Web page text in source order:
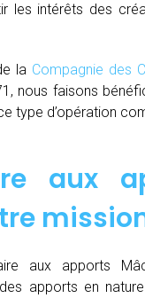
les intérêts des
la Compagnie des
nous faisons
type d’opération
aux
aux apports
apports en